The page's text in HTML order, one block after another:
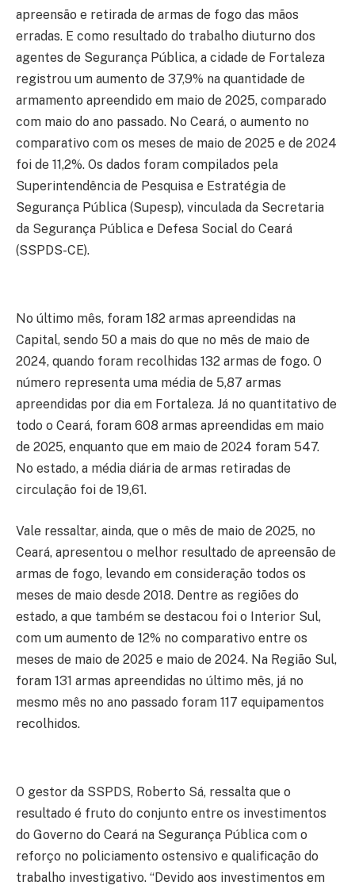
apreensão e retirada de armas de fogo das mãos
erradas. E como resultado do trabalho diuturno dos
agentes de Segurança Pública, a cidade de Fortaleza
registrou um aumento de 37,9% na quantidade de
armamento apreendido em maio de 2025, comparado
com maio do ano passado. No Ceará, o aumento no
comparativo com os meses de maio de 2025 e de 2024
foi de 11,2%. Os dados foram compilados pela
Superintendência de Pesquisa e Estratégia de
Segurança Pública (Supesp), vinculada da Secretaria
da Segurança Pública e Defesa Social do Ceará
(SSPDS-CE).
No último mês, foram 182 armas apreendidas na
Capital, sendo 50 a mais do que no mês de maio de
2024, quando foram recolhidas 132 armas de fogo. O
número representa uma média de 5,87 armas
apreendidas por dia em Fortaleza. Já no quantitativo de
todo o Ceará, foram 608 armas apreendidas em maio
de 2025, enquanto que em maio de 2024 foram 547.
No estado, a média diária de armas retiradas de
circulação foi de 19,61.
Vale ressaltar, ainda, que o mês de maio de 2025, no
Ceará, apresentou o melhor resultado de apreensão de
armas de fogo, levando em consideração todos os
meses de maio desde 2018. Dentre as regiões do
estado, a que também se destacou foi o Interior Sul,
com um aumento de 12% no comparativo entre os
meses de maio de 2025 e maio de 2024. Na Região Sul,
foram 131 armas apreendidas no último mês, já no
mesmo mês no ano passado foram 117 equipamentos
recolhidos.
O gestor da SSPDS, Roberto Sá, ressalta que o
resultado é fruto do conjunto entre os investimentos
do Governo do Ceará na Segurança Pública com o
reforço no policiamento ostensivo e qualificação do
trabalho investigativo. “Devido aos investimentos em